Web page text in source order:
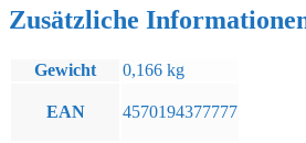
Zusätzliche
Gewicht 0,166 kg
EAN 4570194377777